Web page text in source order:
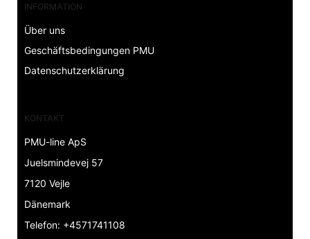
INFORMATION
Über uns
Geschäftsbedingungen PMU
Datenschutzerklärung
KONTAKT
PMU-line ApS
Juelsmindevej 57
7120 Vejle
Dänemark
Telefon: +4571741108